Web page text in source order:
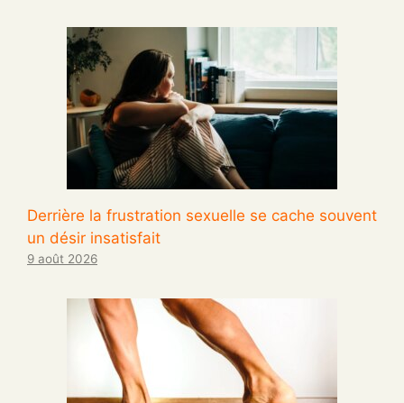
Derrière la frustration sexuelle se cache souvent
un désir insatisfait
9 août 2026